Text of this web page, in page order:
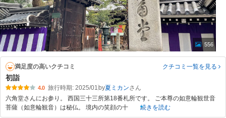
556
満足度の高いクチコミ クチコミ一覧を見る
初詣
4.0 旅行時期: 2025/01 by夏ミカン
六角堂さんにお参り。 西国三十三所第18番札所です。 ご本尊の如意輪観世音
菩薩（如意輪観音）は秘仏。 境内の笑顔の十
続きを読む